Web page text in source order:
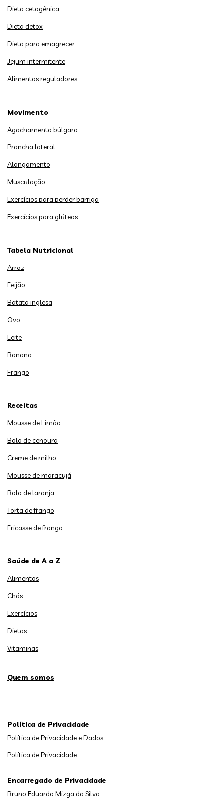
Dieta cetogênica
Dieta detox
Dieta para emagrecer
Jejum intermitente
Alimentos reguladores
Movimento
Agachamento búlgaro
Prancha lateral
Alongamento
Musculação
Exercícios para perder barriga
Exercícios para glúteos
Tabela Nutricional
Arroz
Feijão
Batata inglesa
Ovo
Leite
Banana
Frango
Receitas
Mousse de Limão
Bolo de cenoura
Creme de milho
Mousse de maracujá
Bolo de laranja
Torta de frango
Fricasse de frango
Saúde de A a Z
Alimentos
Chás
Exercícios
Dietas
Vitaminas
Quem somos
Política de Privacidade
Política de Privacidade e Dados
Política de Privacidade
Encarregado de Privacidade
Bruno Eduardo Mizga da Silva